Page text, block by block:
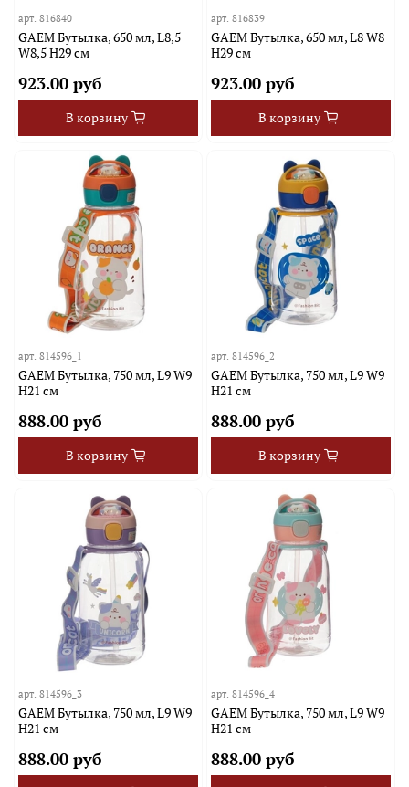
арт.816840
GAEM Бутылка, 650 мл, L8,5
W8,5 H29 см
923.00 руб
В корзину
арт. 816839
GAEM Бутылка, 650 мл, L8 W8
H29 см
923.00 руб
В корзину
арт.814596_1
GAEM Бутылка, 750 мл, L9 W9
H21 см
888.00 руб
В корзину
арт. 814596_2
GAEM Бутылка, 750 мл, L9 W9
H21 см
888.00 руб
В корзину
арт.814596_3
GAEM Бутылка, 750 мл, L9 W9
H21 см
888.00 руб
арт. 814596_4
GAEM Бутылка, 750 мл, L9 W9
H21 см
888.00 руб